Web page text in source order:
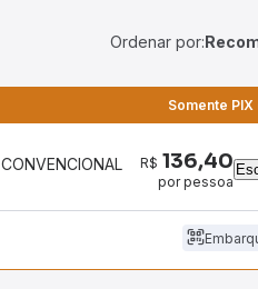
Ordenar por:
Somente PIX
CONVENCIONAL R$ 136,40
por pessoa